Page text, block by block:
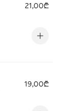
21,00₾
19,00₾